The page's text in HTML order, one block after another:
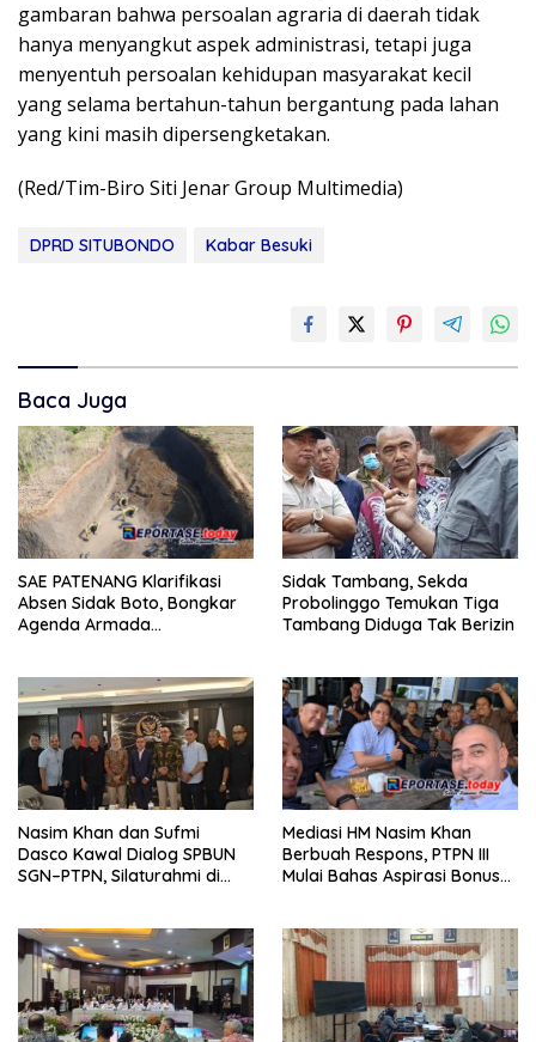
gambaran bahwa persoalan agraria di daerah tidak
hanya menyangkut aspek administrasi, tetapi juga
menyentuh persoalan kehidupan masyarakat kecil
yang selama bertahun-tahun bergantung pada lahan
yang kini masih dipersengketakan.
(Red/Tim-Biro Siti Jenar Group Multimedia)
DPRD SITUBONDO Kabar Besuki
Baca Juga
SAE PATENANG Klarifikasi
Absen Sidak Boto, Bongkar
Agenda Armada
Sidak Tambang, Sekda
Probolinggo Temukan Tiga
Tambang Diduga Tak Berizin
Nasim Khan dan Sufmi
Dasco Kawal Dialog SPBUN
SGN–PTPN, Silaturahmi di
Mediasi HM Nasim Khan
Berbuah Respons, PTPN III
Mulai Bahas Aspirasi Bonus